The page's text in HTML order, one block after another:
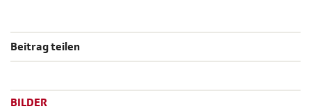
Beitrag teilen
BILDER